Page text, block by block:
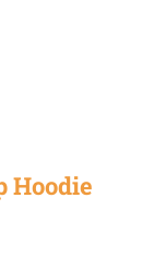
Hoodie